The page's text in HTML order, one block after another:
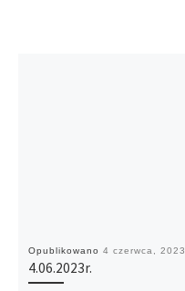
Opublikowano4 czerwca, 2023
4.06.2023r.